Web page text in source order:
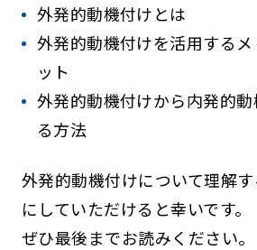
外発的動機付けとは
外発的動機付けを活用する
ット
外発的動機付けから内発的
る方法
外発的動機付けについて理解
にしていただけると幸いです。
ぜひ最後までお読みください。